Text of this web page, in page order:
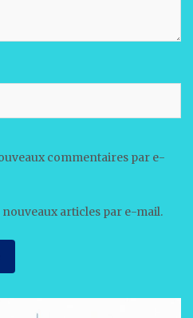
commentaires par e-
articles par e-mail.